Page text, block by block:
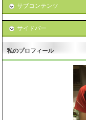
サブコンテンツ
サイドバー
私のプロフィール